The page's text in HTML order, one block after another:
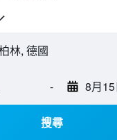
- 8月
搜尋